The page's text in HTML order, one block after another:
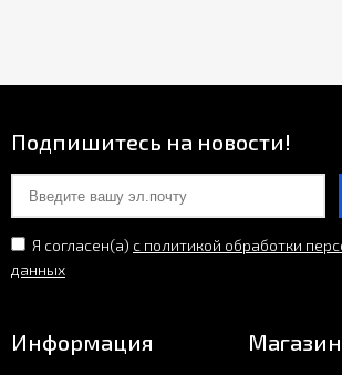
Подпишитесь на новости!
Я согласен(a) с политикой обработки
данных
Информация Магазин